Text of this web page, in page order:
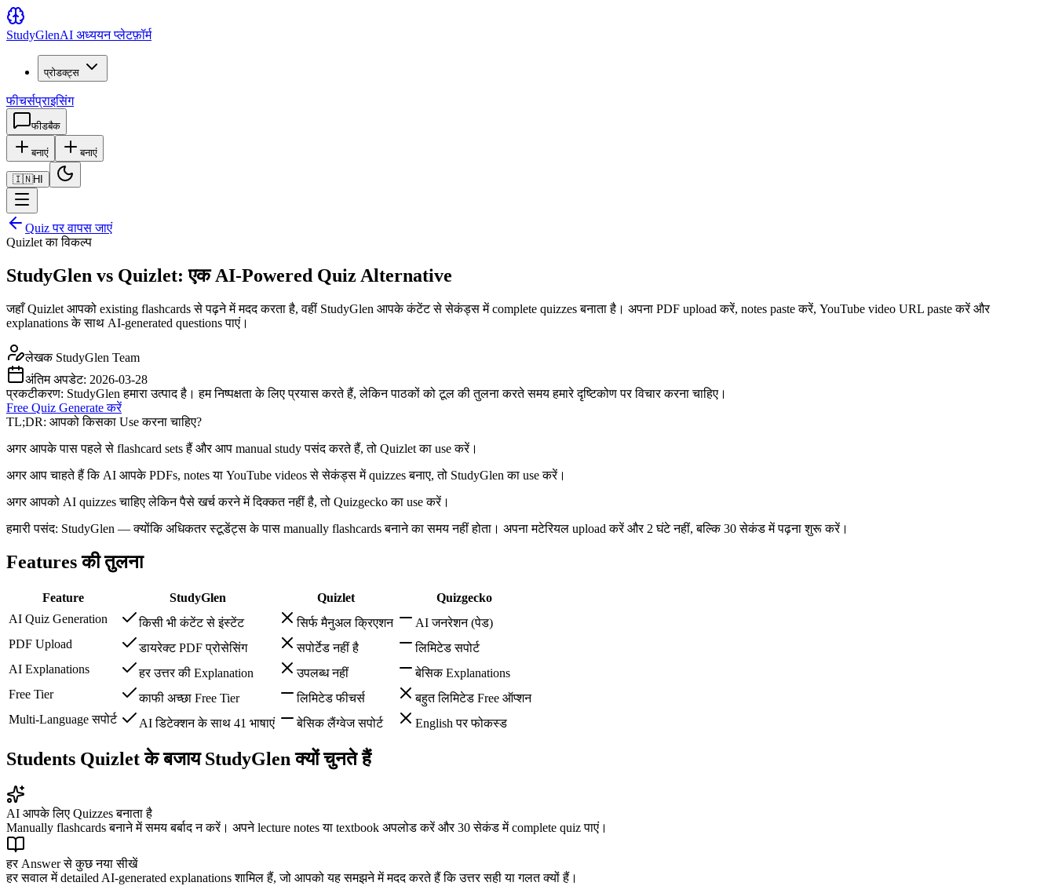
StudyGlenAI अध्ययन प्लेटफ़ॉर्म
प्रोडक्ट्स
फीचर्सप्राइसिंग
फीडबैक
बनाएं बनाएं
🇮🇳HI
Quiz पर वापस जाएं
Quizlet का विकल्प
StudyGlen vs Quizlet: एक AI-Powered Quiz Alternative
जहाँ Quizlet आपको existing flashcards से पढ़ने में मदद करता है, वहीं StudyGlen आपके कंटेंट से सेकंड्स में complete quizzes बनाता है। अपना PDF upload करें, notes paste करें, YouTube video URL paste करें और
explanations के साथ AI-generated questions पाएं।
लेखक StudyGlen Team
अंतिम अपडेट: 2026-03-28
प्रकटीकरण: StudyGlen हमारा उत्पाद है। हम निष्पक्षता के लिए प्रयास करते हैं, लेकिन पाठकों को टूल की तुलना करते समय हमारे दृष्टिकोण पर विचार करना चाहिए।
Free Quiz Generate करें
TL;DR: आपको किसका Use करना चाहिए?
अगर आपके पास पहले से flashcard sets हैं और आप manual study पसंद करते हैं, तो Quizlet का use करें।
अगर आप चाहते हैं कि AI आपके PDFs, notes या YouTube videos से सेकंड्स में quizzes बनाए, तो StudyGlen का use करें।
अगर आपको AI quizzes चाहिए लेकिन पैसे खर्च करने में दिक्कत नहीं है, तो Quizgecko का use करें।
हमारी पसंद: StudyGlen — क्योंकि अधिकतर स्टूडेंट्स के पास manually flashcards बनाने का समय नहीं होता। अपना मटेरियल upload करें और 2 घंटे नहीं, बल्कि 30 सेकंड में पढ़ना शुरू करें।
Features की तुलना
Feature StudyGlen Quizlet
Quizgecko
AI Quiz Generation
किसी भी कंटेंट से इंस्टेंट सिर्फ मैनुअल क्रिएशन
AI जनरेशन (पेड)
PDF Upload
डायरेक्ट PDF प्रोसेसिंग सपोर्टेड नहीं है
लिमिटेड सपोर्ट
AI Explanations
हर उत्तर की Explanation उपलब्ध नहीं
बेसिक Explanations
Free Tier
काफी अच्छा Free Tier लिमिटेड फीचर्स
बहुत लिमिटेड Free ऑप्शन
Multi-Language सपोर्ट
AI डिटेक्शन के साथ 41 भाषाएं बेसिक लैंग्वेज सपोर्ट English पर फोकस्ड
Students Quizlet के बजाय StudyGlen क्यों चुनते हैं
AI आपके लिए Quizzes बनाता है
Manually flashcards बनाने में समय बर्बाद न करें। अपने lecture notes या textbook अपलोड करें और 30 सेकंड में complete quiz पाएं।
हर Answer से कुछ नया सीखें
हर सवाल में detailed AI-generated explanations शामिल हैं, जो आपको यह समझने में मदद करते हैं कि उत्तर सही या गलत क्यों हैं।